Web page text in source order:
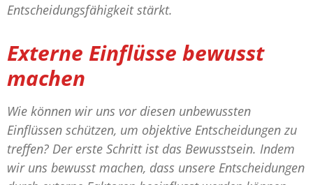
Entscheidungsfähigkeit stärkt.
Externe Einflüsse bewusst
machen
Wie können wir uns vor diesen unbewussten
Einflüssen schützen, um objektive Entscheidungen zu
treffen? Der erste Schritt ist das Bewusstsein. Indem
wir uns bewusst machen, dass unsere Entscheidungen